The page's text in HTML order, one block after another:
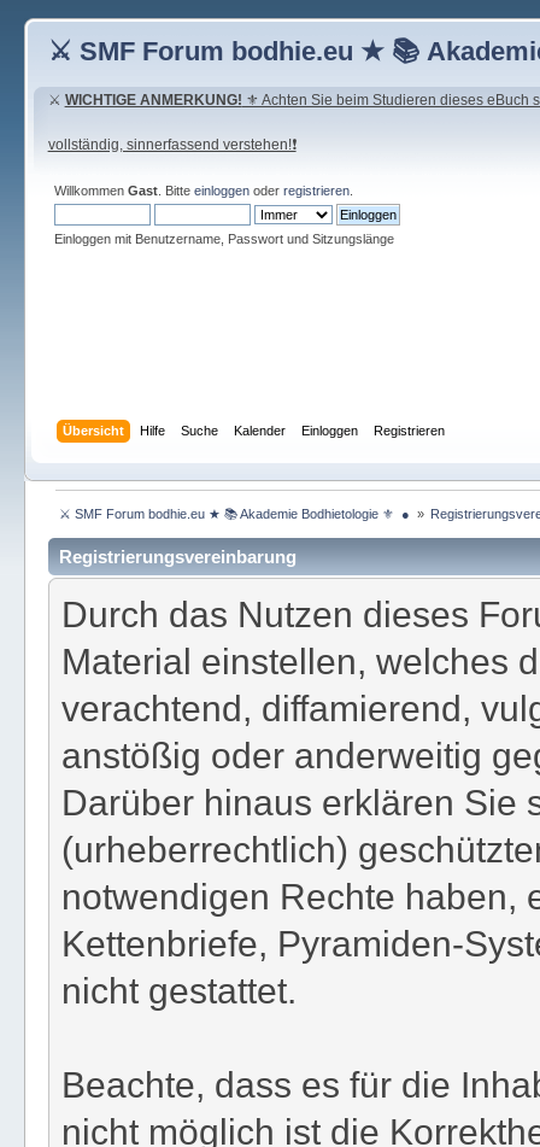
⚔ SMF Forum bodhie.eu ★ 📚
⚔ WICHTIGE ANMERKUNG! ⚜ Achten Sie beim Studieren dieses eBuch
vollständig, sinnerfassend verstehen!❗
Willkommen Gast. Bitte einloggenoder registrieren.
Einloggen mit Benutzername, Passwort und Sitzungslänge
Übersicht Hilfe Suche Kalender Einloggen Registrieren
⚔ SMF Forum bodhie.eu ★ 📚 Akademie Bodhietologie ⚜  ● »
Registrierungsvereinbarung
Durch das Nutzen dieses
Material einstellen, welches
verachtend, diffamierend,
anstößig oder anderweitig
Darüber hinaus erklären Sie
(urheberrechtlich)
notwendigen Rechte haben,
Kettenbriefe, Pyramiden-
nicht gestattet.
Beachte, dass es für die
nicht möglich ist die